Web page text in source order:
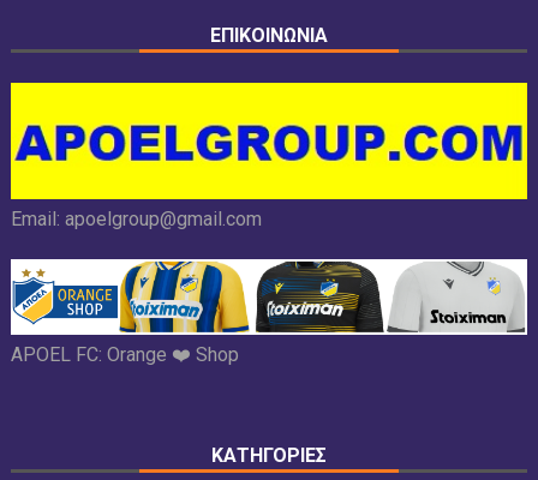
ΕΠΙΚΟΙΝΩΝΙΑ
Email: apoelgroup@gmail.com
APOEL FC: Orange ❤️ Shop
ΚΑΤΗΓΟΡΙΕΣ